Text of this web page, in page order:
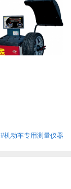
#机动车专用测量仪器